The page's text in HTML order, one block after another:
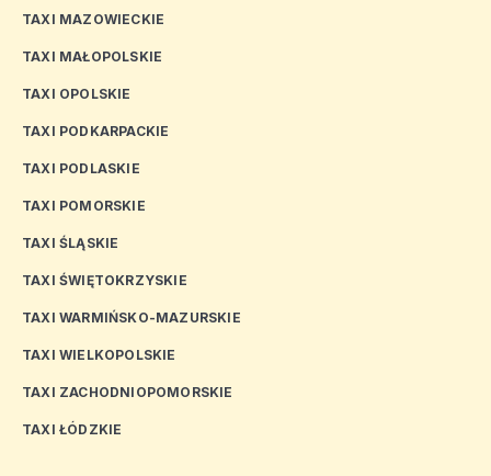
TAXI MAZOWIECKIE
TAXI MAŁOPOLSKIE
TAXI OPOLSKIE
TAXI PODKARPACKIE
TAXI PODLASKIE
TAXI POMORSKIE
TAXI ŚLĄSKIE
TAXI ŚWIĘTOKRZYSKIE
TAXI WARMIŃSKO-MAZURSKIE
TAXI WIELKOPOLSKIE
TAXI ZACHODNIOPOMORSKIE
TAXI ŁÓDZKIE